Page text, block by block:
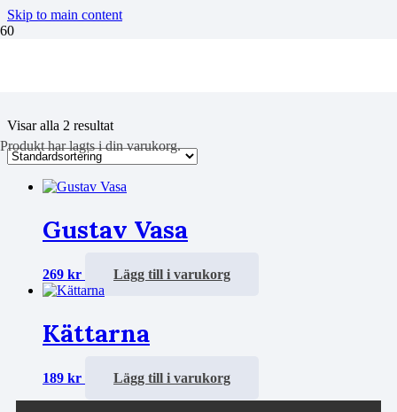
Skip to main content
Produkthar lagts i din varukorg.
Visar alla 2 resultat
Gustav Vasa
269 kr Lägg till i varukorg
Kättarna
189 kr Lägg till i varukorg